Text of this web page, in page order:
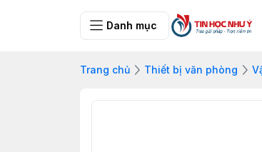
Danh mục
Trang chủ Thiết bị văn phòng